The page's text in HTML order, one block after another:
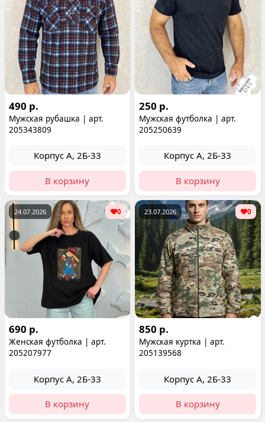
490 р.
Мужская рубашка | арт.
205343809
Корпус А, 2Б-33
В корзину
250 р.
Мужская футболка | арт.
205250639
Корпус А, 2Б-33
В корзину
24.07.2026 0
690 р.
Женская футболка | арт.
205207977
Корпус А, 2Б-33
В корзину
23.07.2026 0
850 р.
Мужская куртка | арт.
205139568
Корпус А, 2Б-33
В корзину